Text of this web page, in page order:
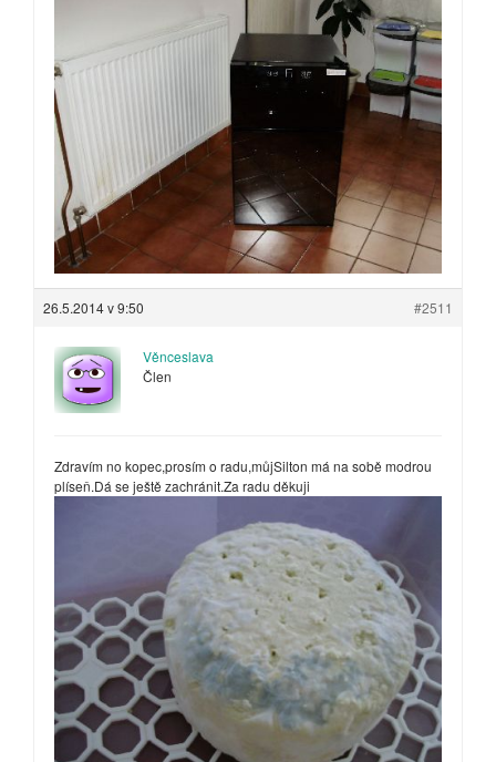
26.5.2014 v 9:50 #2511
Věnceslava
Člen
Zdravím no kopec,prosím o radu,můjSilton má na sobě modrou
plíseň.Dá se ještě zachránit.Za radu děkuji